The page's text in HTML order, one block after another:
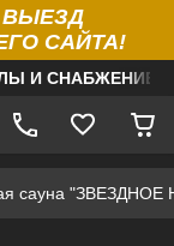
ВЫЕЗД
САЙТА!
И
сауна "ЗВЕЗДНОЕ